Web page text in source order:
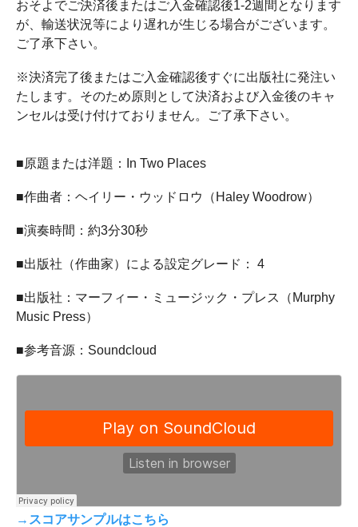
おそよでご決済後またはご入金確認後1-2週間となります
が、輸送状況等により遅れが生じる場合がございます。
ご了承下さい。
※決済完了後またはご入金確認後すぐに出版社に発注い
たします。そのため原則として決済および入金後のキャ
ンセルは受け付けておりません。ご了承下さい。
■原題または洋題：In Two Places
■作曲者：ヘイリー・ウッドロウ（Haley Woodrow）
■演奏時間：約3分30秒
■出版社（作曲家）による設定グレード： 4
■出版社：マーフィー・ミュージック・プレス（Murphy
Music Press）
■参考音源：Soundcloud
→スコアサンプルはこちら